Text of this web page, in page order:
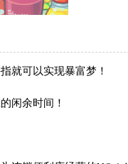
就可以实现暴富梦！
闲余时间！